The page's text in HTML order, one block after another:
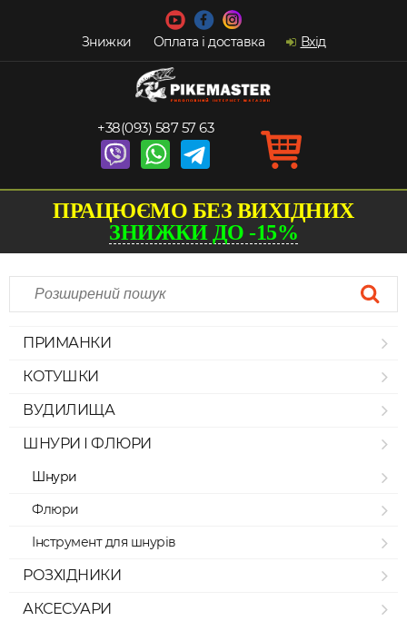
Знижки Оплата і доставка Вхід
+38(093) 587 57 63
ПРАЦЮЄМО БЕЗ ВИХІДНИХ
ЗНИЖКИ ДО -15%
ПРИМАНКИ
КОТУШКИ
ВУДИЛИЩА
ШНУРИ І ФЛЮРИ
Шнури
Флюри
Інструмент для шнурів
РОЗХІДНИКИ
АКСЕСУАРИ